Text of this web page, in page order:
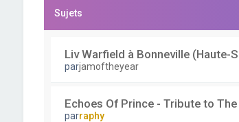
Sujets
Liv Warfield à Bonneville (Haute-
parjamoftheyear
Echoes Of Prince - Tribute to The
parraphy